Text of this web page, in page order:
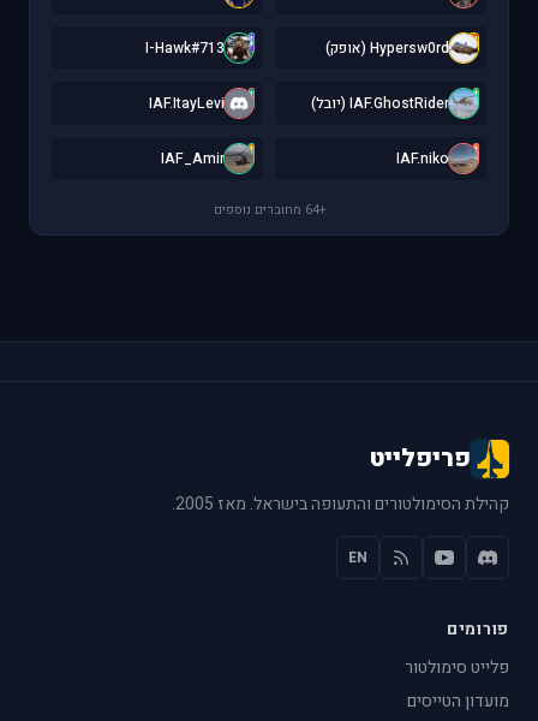
H Hypersw0rd (אופק) I
I-Hawk#713
I IAF.GhostRider (יובל) I
IAF.ItayLevi
I
IAF.niko
I
IAF_Amir
+64 מחוברים נוספים
פריפלייט
קהילת הסימולטורים והתעופה בישראל. מאז 2005.
EN
פורומים
פלייט סימולטור
מועדון הטייסים